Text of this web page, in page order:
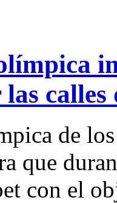
calles
de
que
con el